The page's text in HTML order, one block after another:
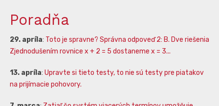
Poradňa
29. apríla: Toto je spravne? Správna odpoveď 2: B. Dve riešenia
Zjednodušením rovnice x + 2 = 5 dostaneme x = 3...
13. apríla: Upravte si tieto testy, to nie sú testy pre piatakov
na prijímacie pohovory.